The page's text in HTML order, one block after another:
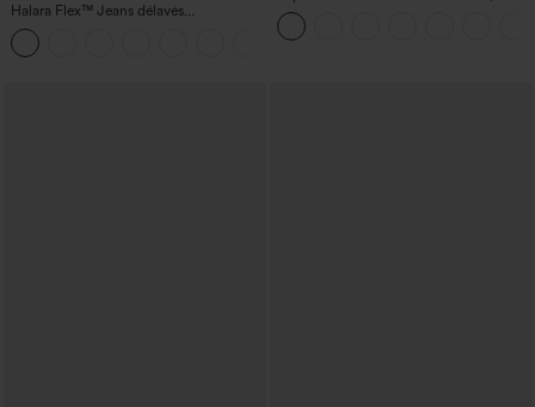
Halara Flex™ Jeans délavés
décontractés, coupe baggy à jambe
large, taille basse asymétrique, poches
zippées
manches chauve-souris et coupe ample